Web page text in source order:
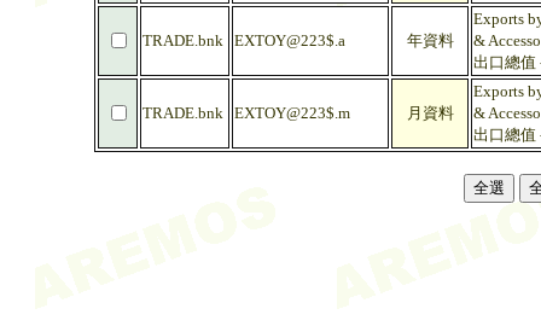
TRADE.bnk EXTOY@223$.a 年資料
Exports
&
出口總值
TRADE.bnk EXTOY@223$.m 月資料
Exports
&
出口總值